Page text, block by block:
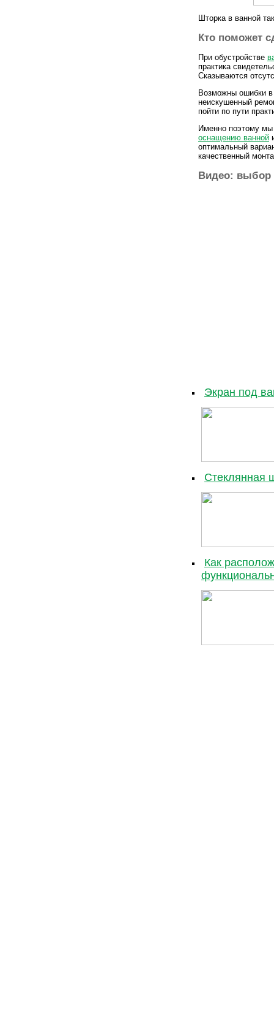
Шторка в ванной
Кто поможет
При обустройстве
практика
Сказываются
Возможны ошибки
неискушенный
пойти по пути
Именно поэтому мы
оснащению ванной
оптимальный
качественный
Видео: выбор
Экран под
Стеклянная
Как